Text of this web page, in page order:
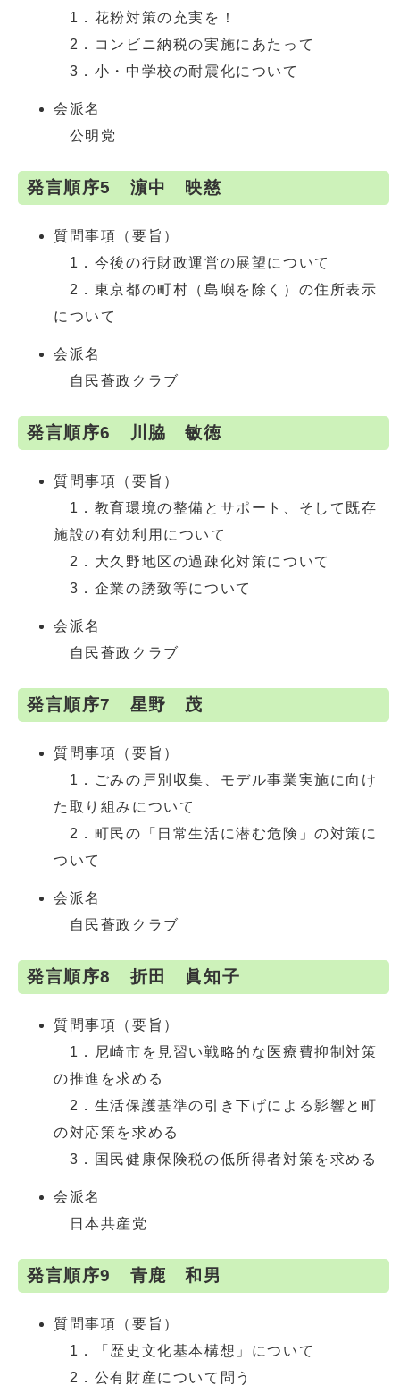
1．花粉対策の充実を！
2．コンビニ納税の実施にあたって
3．小・中学校の耐震化について
会派名
公明党
発言順序5 濵中 映慈
質問事項（要旨）
1．今後の行財政運営の展望について
2．東京都の町村（島嶼を除く）の住所表示
について
会派名
自民蒼政クラブ
発言順序6 川脇 敏徳
質問事項（要旨）
1．教育環境の整備とサポート、そして既存
施設の有効利用について
2．大久野地区の過疎化対策について
3．企業の誘致等について
会派名
自民蒼政クラブ
発言順序7 星野 茂
質問事項（要旨）
1．ごみの戸別収集、モデル事業実施に向け
た取り組みについて
2．町民の「日常生活に潜む危険」の対策に
ついて
会派名
自民蒼政クラブ
発言順序8 折田 眞知子
質問事項（要旨）
1．尼崎市を見習い戦略的な医療費抑制対策
の推進を求める
2．生活保護基準の引き下げによる影響と町
の対応策を求める
3．国民健康保険税の低所得者対策を求める
会派名
日本共産党
発言順序9 青鹿 和男
質問事項（要旨）
1．「歴史文化基本構想」について
2．公有財産について問う